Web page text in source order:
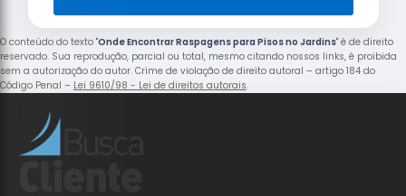
O conteúdo do texto "Onde Encontrar Raspagens para Pisos no Jardins" é de direito
reservado. Sua reprodução, parcial ou total, mesmo citando nossos links, é proibida
sem a autorização do autor. Crime de violação de direito autoral – artigo 184 do
Código Penal – Lei 9610/98 - Lei de direitos autorais.